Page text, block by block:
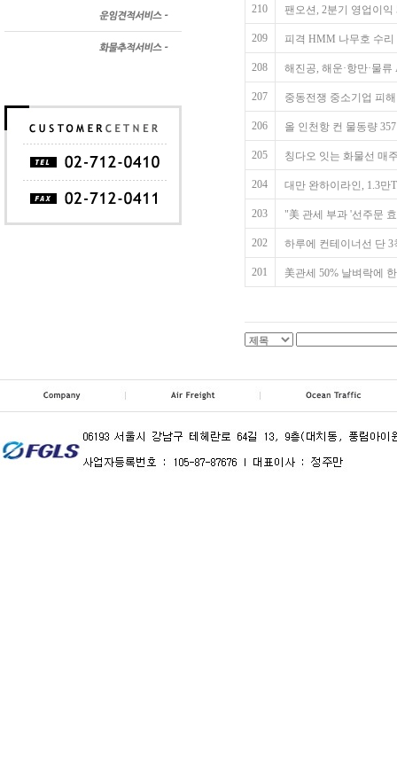
210 팬오션, 2분기 영업이익
209 피격 HMM 나무호 수
208 해진공, 해운·항만·물
207 중동전쟁 중소기업 피
206 올 인천항 컨 물동량
205 칭다오 잇는 화물선 매
204 대만 완하이라인, 1.3
203 "美 관세 부과 '선주문
202 하루에 컨테이너선 단
201 美관세 50% 날벼락에